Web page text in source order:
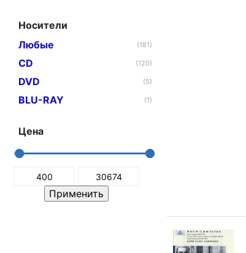
Носители
Любые
(181)
CD (120)
DVD (5)
BLU-RAY (1)
Цена